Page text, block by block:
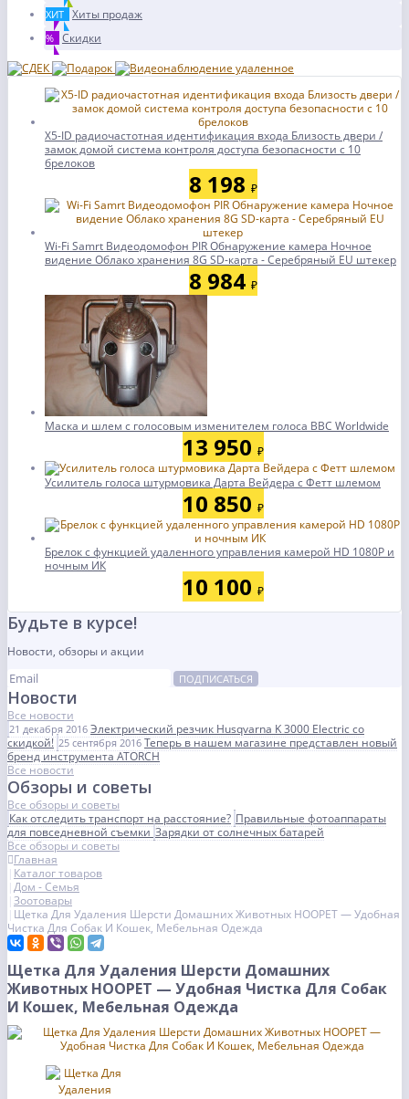
ХИТ Хиты продаж
% Скидки
X5-ID радиочастотная идентификация входа Близость двери /
замок домой система контроля доступа безопасности с 10
брелоков
8 198 ₽
Wi-Fi Samrt Видеодомофон PIR Обнаружение камера Ночное
видение Облако хранения 8G SD-карта - Серебряный EU штекер
8 984 ₽
Маска и шлем с голосовым изменителем голоса BBC Worldwide
13 950 ₽
Усилитель голоса штурмовика Дарта Вейдера с Фетт шлемом
10 850 ₽
Брелок с функцией удаленного управления камерой HD 1080P и
ночным ИК
10 100 ₽
Будьте в курсе!
Новости, обзоры и акции
ПОДПИСАТЬСЯ
Новости
Все новости
21 декабря 2016 Электрический резчик Husqvarna K 3000 Electric со
скидкой! 25 сентября 2016 Теперь в нашем магазине представлен новый
бренд инструмента ATORCH
Все новости
Обзоры и советы
Все обзоры и советы
Как отследить транспорт на расстояние? Правильные фотоаппараты
для повседневной съемкиЗарядки от солнечных батарей
Все обзоры и советы
Главная
Каталог товаров
Дом - Семья
Зоотовары
Щетка Для Удаления Шерсти Домашних Животных HOOPET — Удобная
Чистка Для Собак И Кошек, Мебельная Одежда
Щетка Для Удаления Шерсти Домашних
Животных HOOPET — Удобная Чистка Для Собак
И Кошек, Мебельная Одежда